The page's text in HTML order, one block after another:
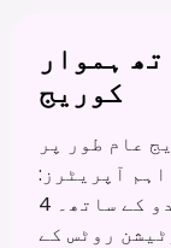
ہموار
کوریج
عام طور پر
آپریٹرز:
موبلس، جزّی، اور اوریدو کے ساتھ۔ 4G/LTE
روٹس کے